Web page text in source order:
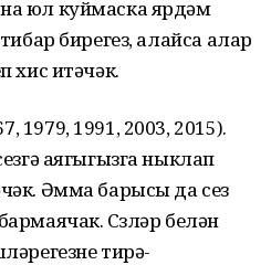
юл куймаска ярдәм
бирегез, алайса алар
хис итәчәк.
1979, 1991, 2003, 2015).
аягыгызга ныклап
Әмма барысы да сез
Сүзләр белән
тирә-